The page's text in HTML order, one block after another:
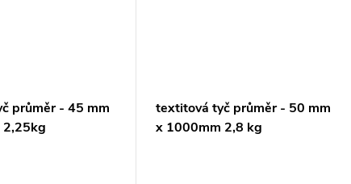
průměr - 45 mm
textitová tyč průměr - 50 mm
x 1000mm 2,8 kg